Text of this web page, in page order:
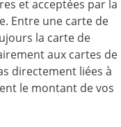
et acceptées par la
Entre une carte de
la carte de
aux cartes de
directement liées à
le montant de vos